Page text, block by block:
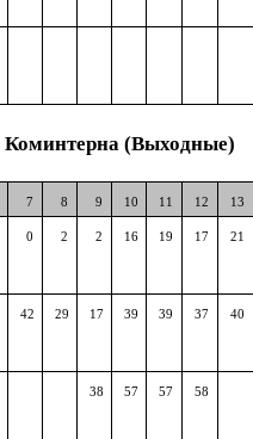
Коминтерна (Выходные)
7 8 9 10 11 12 13
0 2 2 16 19 17 21
42 29 17 39 39 37 40
38 57 57 58